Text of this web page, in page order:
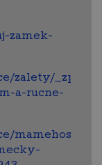
zamek-
zalety/
a-rucne-
mamehosty/